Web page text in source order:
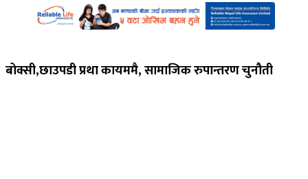
बोक्सी,छाउपडी प्रथा कायममै, सामाजिक रुपान्तरण चुनौती